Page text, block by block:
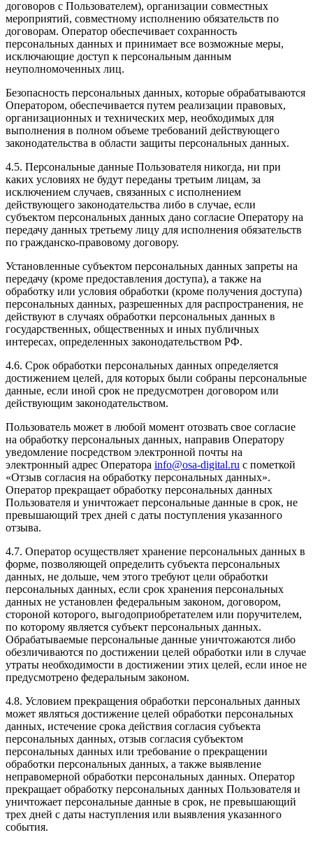
договоров с Пользователем), организации совместных
мероприятий, совместному исполнению обязательств по
договорам. Оператор обеспечивает сохранность
персональных данных и принимает все возможные меры,
исключающие доступ к персональным данным
неуполномоченных лиц.
Безопасность персональных данных, которые обрабатываются
Оператором, обеспечивается путем реализации правовых,
организационных и технических мер, необходимых для
выполнения в полном объеме требований действующего
законодательства в области защиты персональных данных.
4.5. Персональные данные Пользователя никогда, ни при
каких условиях не будут переданы третьим лицам, за
исключением случаев, связанных с исполнением
действующего законодательства либо в случае, если
субъектом персональных данных дано согласие Оператору на
передачу данных третьему лицу для исполнения обязательств
по гражданско-правовому договору.
Установленные субъектом персональных данных запреты на
передачу (кроме предоставления доступа), а также на
обработку или условия обработки (кроме получения доступа)
персональных данных, разрешенных для распространения, не
действуют в случаях обработки персональных данных в
государственных, общественных и иных публичных
интересах, определенных законодательством РФ.
4.6. Срок обработки персональных данных определяется
достижением целей, для которых были собраны персональные
данные, если иной срок не предусмотрен договором или
действующим законодательством.
Пользователь может в любой момент отозвать свое согласие
на обработку персональных данных, направив Оператору
уведомление посредством электронной почты на
электронный адрес Оператора info@osa-digital.ru с пометкой
«Отзыв согласия на обработку персональных данных».
Оператор прекращает обработку персональных данных
Пользователя и уничтожает персональные данные в срок, не
превышающий трех дней с даты поступления указанного
отзыва.
4.7. Оператор осуществляет хранение персональных данных в
форме, позволяющей определить субъекта персональных
данных, не дольше, чем этого требуют цели обработки
персональных данных, если срок хранения персональных
данных не установлен федеральным законом, договором,
стороной которого, выгодоприобретателем или поручителем,
по которому является субъект персональных данных.
Обрабатываемые персональные данные уничтожаются либо
обезличиваются по достижении целей обработки или в случае
утраты необходимости в достижении этих целей, если иное не
предусмотрено федеральным законом.
4.8. Условием прекращения обработки персональных данных
может являться достижение целей обработки персональных
данных, истечение срока действия согласия субъекта
персональных данных, отзыв согласия субъектом
персональных данных или требование о прекращении
обработки персональных данных, а также выявление
неправомерной обработки персональных данных. Оператор
прекращает обработку персональных данных Пользователя и
уничтожает персональные данные в срок, не превышающий
трех дней с даты наступления или выявления указанного
события.